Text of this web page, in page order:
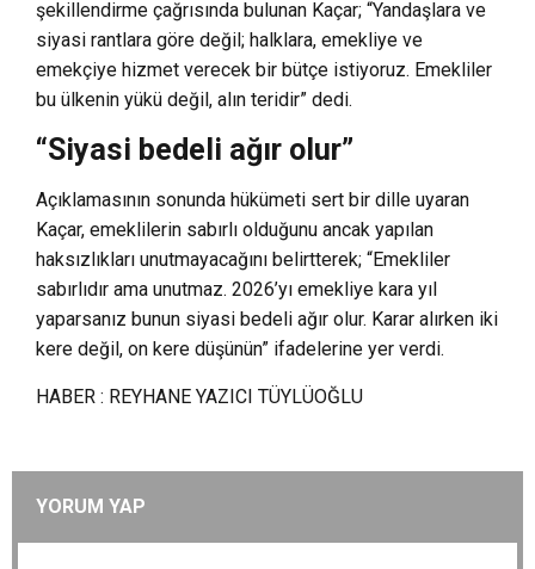
şekillendirme çağrısında bulunan Kaçar; “Yandaşlara ve
siyasi rantlara göre değil; halklara, emekliye ve
emekçiye hizmet verecek bir bütçe istiyoruz. Emekliler
bu ülkenin yükü değil, alın teridir” dedi.
“Siyasi bedeli ağır olur”
Açıklamasının sonunda hükümeti sert bir dille uyaran
Kaçar, emeklilerin sabırlı olduğunu ancak yapılan
haksızlıkları unutmayacağını belirtterek; “Emekliler
sabırlıdır ama unutmaz. 2026’yı emekliye kara yıl
yaparsanız bunun siyasi bedeli ağır olur. Karar alırken iki
kere değil, on kere düşünün” ifadelerine yer verdi.
HABER : REYHANE YAZICI TÜYLÜOĞLU
YORUM YAP